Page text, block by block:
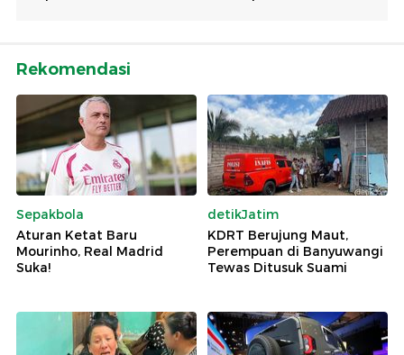
Rekomendasi
Sepakbola
Aturan Ketat Baru
Mourinho, Real Madrid
Suka!
detikJatim
KDRT Berujung Maut,
Perempuan di Banyuwangi
Tewas Ditusuk Suami